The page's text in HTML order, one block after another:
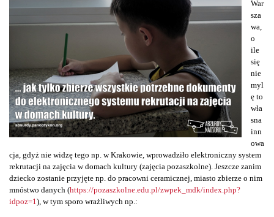
War
sza
wa,
o
ile
się
nie
myl
ę to
wła
sna
inn
owa
cja, gdyż nie widzę tego np. w Krakowie, wprowadziło elektroniczny system
rekrutacji na zajęcia w domach kultury (zajęcia pozaszkolne). Jeszcze zanim
dziecko zostanie przyjęte np. do pracowni ceramicznej, miasto zbierze o nim
mnóstwo danych (https://pozaszkolne.edu.pl/zwpek_mdk/index.php?
idpoz=1), w tym sporo wrażliwych np.: